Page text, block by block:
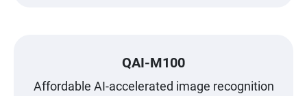
QAI-M100
Affordable AI-accelerated image recognition